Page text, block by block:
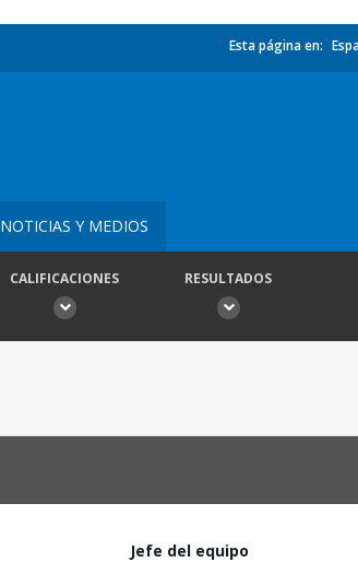
Esta página en:
NOTICIAS Y MEDIOS
CALIFICACIONES RESULTADOS
Jefe del equipo